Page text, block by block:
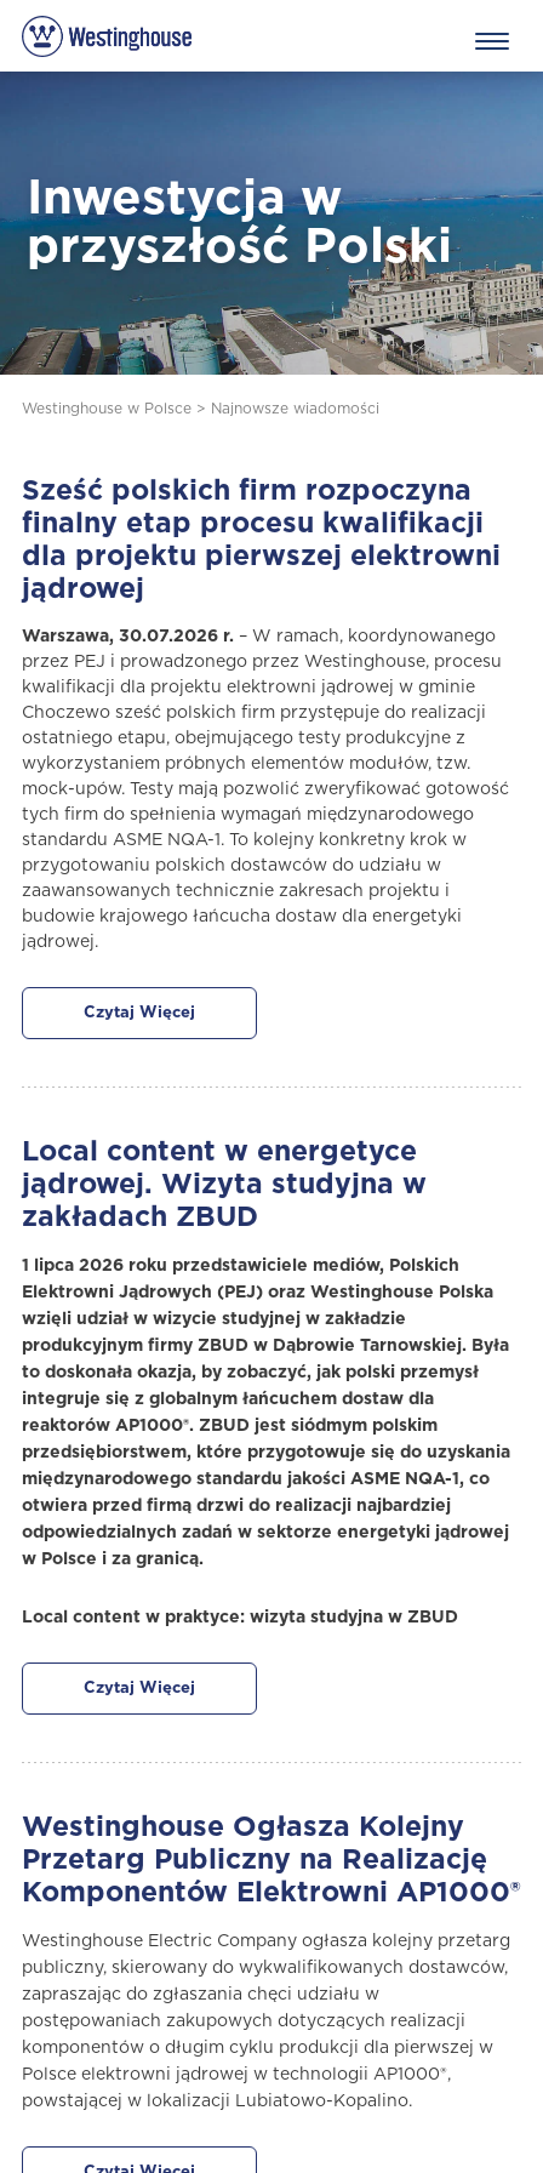
Inwestycja w
przyszłość Polski
Westinghouse w Polsce> Najnowsze wiadomości
Sześć polskich firm rozpoczyna
finalny etap procesu kwalifikacji
dla projektu pierwszej elektrowni
jądrowej
Warszawa, 30.07.2026 r. – W ramach, koordynowanego
przez PEJ i prowadzonego przez Westinghouse, procesu
kwalifikacji dla projektu elektrowni jądrowej w gminie
Choczewo sześć polskich firm przystępuje do realizacji
ostatniego etapu, obejmującego testy produkcyjne z
wykorzystaniem próbnych elementów modułów, tzw.
mock-upów. Testy mają pozwolić zweryfikować gotowość
tych firm do spełnienia wymagań międzynarodowego
standardu ASME NQA-1. To kolejny konkretny krok w
przygotowaniu polskich dostawców do udziału w
zaawansowanych technicznie zakresach projektu i
budowie krajowego łańcucha dostaw dla energetyki
jądrowej.
Czytaj Więcej
Local content w energetyce
jądrowej. Wizyta studyjna w
zakładach ZBUD
1 lipca 2026 roku przedstawiciele mediów, Polskich
Elektrowni Jądrowych (PEJ) oraz Westinghouse Polska
wzięli udział w wizycie studyjnej w zakładzie
produkcyjnym firmy ZBUD w Dąbrowie Tarnowskiej. Była
to doskonała okazja, by zobaczyć, jak polski przemysł
integruje się z globalnym łańcuchem dostaw dla
reaktorów AP1000®. ZBUD jest siódmym polskim
przedsiębiorstwem, które przygotowuje się do uzyskania
międzynarodowego standardu jakości ASME NQA-1, co
otwiera przed firmą drzwi do realizacji najbardziej
odpowiedzialnych zadań w sektorze energetyki jądrowej
w Polsce i za granicą.
Local content w praktyce: wizyta studyjna w ZBUD
Czytaj Więcej
Westinghouse Ogłasza Kolejny
Przetarg Publiczny na Realizację
Komponentów Elektrowni AP1000®
Westinghouse Electric Company ogłasza kolejny przetarg
publiczny, skierowany do wykwalifikowanych dostawców,
zapraszając do zgłaszania chęci udziału w
postępowaniach zakupowych dotyczących realizacji
komponentów o długim cyklu produkcji dla pierwszej w
Polsce elektrowni jądrowej w technologii AP1000®,
powstającej w lokalizacji Lubiatowo-Kopalino.